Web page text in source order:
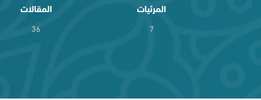
المرئيات
7
المقالات
36